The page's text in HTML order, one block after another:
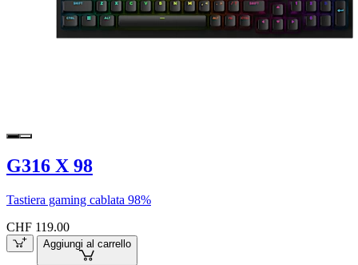
G316 X 98
Tastiera gaming cablata 98%
CHF 119.00
Aggiungi al carrello